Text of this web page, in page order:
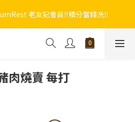
老友記會員‼️積分當錢洗‼️
老友記會員‼️積分當錢洗‼️
用~(銀行轉帳／FPS)為付款方式，滿
工紫蘇雞皮蝦（6串）價值$288‼️
老友記會員‼️積分當錢洗‼️
肉燒賣 每打